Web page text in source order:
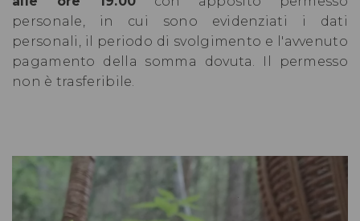
personale, in cui sono evidenziati i dati
personali, il periodo di svolgimento e l'avvenuto
pagamento della somma dovuta. Il permesso
non è trasferibile.